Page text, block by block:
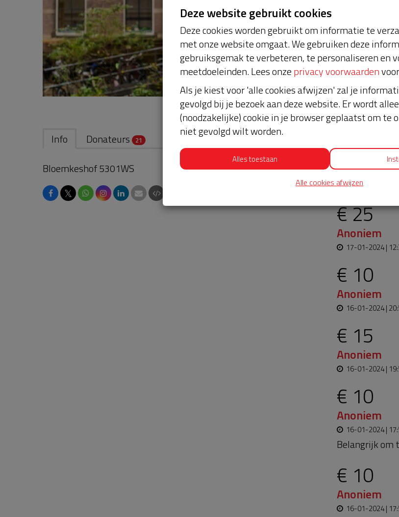
Info Donateurs 21
Straat naam er bij z
Bloemkeshof 5301WS
𝕏
€ 25
Anoniem
17-01-2024 |
€ 10
Anoniem
16-01-2024 |
€ 15
Anoniem
16-01-2024 |
€ 10
Anoniem
16-01-2024 |
Belangrijk om
€ 10
Anoniem
16-01-2024 |
Deze website gebruikt cookies
Deze cookies worden gebruikt om informatie te
met onze website omgaat. We gebruiken deze
gebruiksgemak te verbeteren, te personaliseren en
meetdoeleinden. Lees onzeprivacy voorwaarden
Als je kiest voor 'alle cookies afwijzen' zal je
gevolgd bij je bezoek aan deze website. Er wordt
(noodzakelijke) cookie in je browser geplaatst om te
niet gevolgd wilt worden.
Alles toestaan
Alle cookies afwijzen